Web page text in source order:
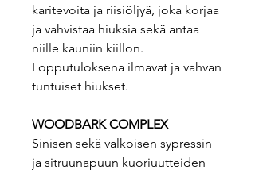
karitevoita ja riisiöljyä, joka korjaa
ja vahvistaa hiuksia sekä antaa
niille kauniin kiillon.
Lopputuloksena ilmavat ja vahvan
tuntuiset hiukset.
WOODBARK COMPLEX
Sinisen sekä valkoisen sypressin
ja sitruunapuun kuoriuutteiden